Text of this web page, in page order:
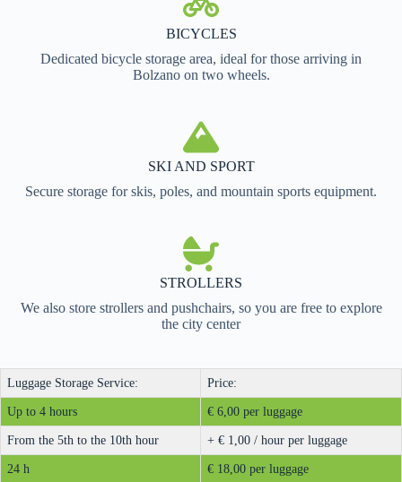
BICYCLES
Dedicated bicycle storage area, ideal for those arriving in
Bolzano on two wheels.
SKI AND SPORT
Secure storage for skis, poles, and mountain sports equipment.
STROLLERS
We also store strollers and pushchairs, so you are free to explore
the city center
Luggage Storage Service:
Price:
Up to 4 hours
€ 6,00 per luggage
From the 5th to the 10th hour
+ € 1,00 / hour per luggage
24 h
€ 18,00 per luggage